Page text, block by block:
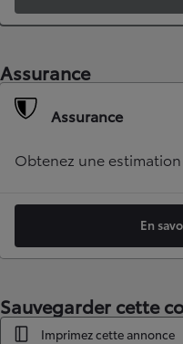
Assurance
Assurance
Obtenez une
En
Sauvegarder cette
Imprimez cette annonce